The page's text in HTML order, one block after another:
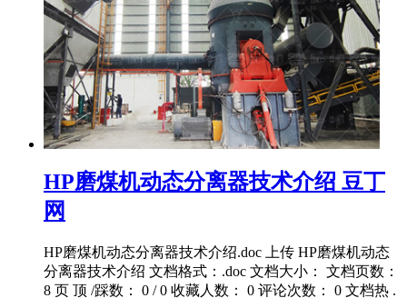
HP磨煤机动态分离器技术介绍 豆丁
网
HP磨煤机动态分离器技术介绍.doc 上传 HP磨煤机动态
分离器技术介绍 文档格式：.doc 文档大小： 文档页数：
8 页 顶 /踩数： 0 / 0 收藏人数： 0 评论次数： 0 文档热 .